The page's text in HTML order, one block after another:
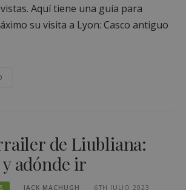
Aquí tiene una guía para
su visita a Lyon: Casco antiguo
de Liubliana:
adónde ir
JACK MACHUGH 6TH JULIO 2023